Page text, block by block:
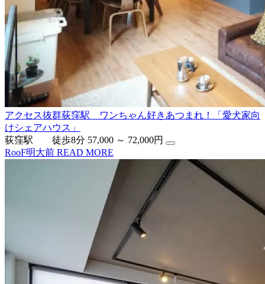
アクセス抜群荻窪駅 ワンちゃん好きあつまれ！「愛犬家向
けシェアハウス」
荻窪駅 徒歩8分 57,000 ～ 72,000円
RooF明大前 READ MORE